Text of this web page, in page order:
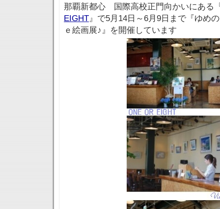
那覇新都心 国際高校正門向かいにある
EIGHT』で5月14日～6月9日まで『ゆめ
ｅ絵画展♪』を開催しています